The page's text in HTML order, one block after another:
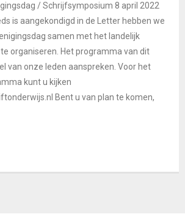
/ Schrijfsymposium 8 april 2022
is aangekondigd in de Letter hebben we
samen met het landelijk
organiseren. Het programma van dit
van onze leden aanspreken. Voor het
kunt u kijken
Bent u van plan te komen,